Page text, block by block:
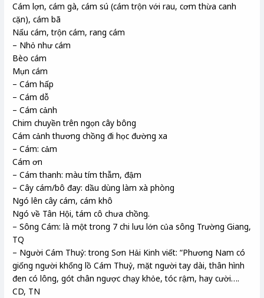
Cám lợn, cám gà, cám sú (cám trộn với rau, cơm thừa canh
cặn), cám bã
Nấu cám, trộn cám, rang cám
– Nhỏ như cám
Bèo cám
Mụn cám
– Cám hấp
– Cám dỗ
– Cám cảnh
Chim chuyền trên ngọn cây bông
Cám cảnh thương chồng đi học đường xa
– Cám: cảm
Cám ơn
– Cám thanh: màu tím thẫm, đậm
– Cây cám/bô đay: dầu dùng làm xà phòng
Ngó lên cây cám, cám khô
Ngó về Tân Hội, tám cô chưa chồng.
– Sông Cám: là một trong 7 chi lưu lớn của sông Trường Giang,
TQ
– Người Cám Thuỷ: trong Sơn Hải Kinh viết: “Phương Nam có
giống người khổng lồ Cám Thuỷ, mặt người tay dài, thân hình
đen có lông, gót chân ngược chạy khỏe, tóc rậm, hay cười….
CD, TN